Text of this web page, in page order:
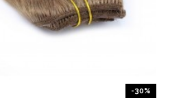
-30%